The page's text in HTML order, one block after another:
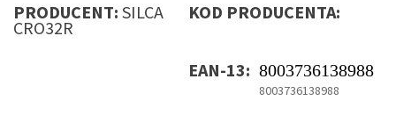
PRODUCENT: SILCA KOD PRODUCENTA:
CRO32R
EAN-13: 8003736138988
8003736138988